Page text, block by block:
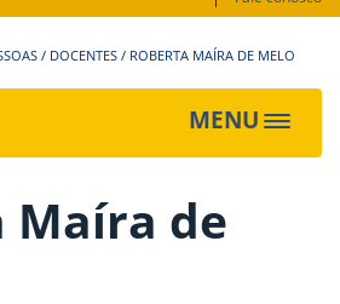
/ DOCENTES / ROBERTA MAÍRA DE MELO
MENU
Toggle
Maíra de